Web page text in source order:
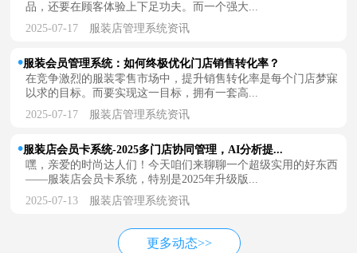
品，还要在顾客体验上下足功夫。而一个强大...
2025-07-17 服装店管理系统资讯
服装会员管理系统：如何终极优化门店销售转化率？
在竞争激烈的服装零售市场中，提升销售转化率是每个门店梦寐
以求的目标。而要实现这一目标，拥有一套高...
2025-07-17 服装店管理系统资讯
服装店会员卡系统-2025多门店协同管理，AI分析提...
嘿，亲爱的时尚达人们！今天咱们来聊聊一个超级实用的好东西
——服装店会员卡系统，特别是2025年升级版...
2025-07-13 服装店管理系统资讯
更多动态>>